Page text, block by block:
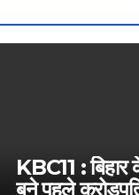
KBC11 :
बने पहले